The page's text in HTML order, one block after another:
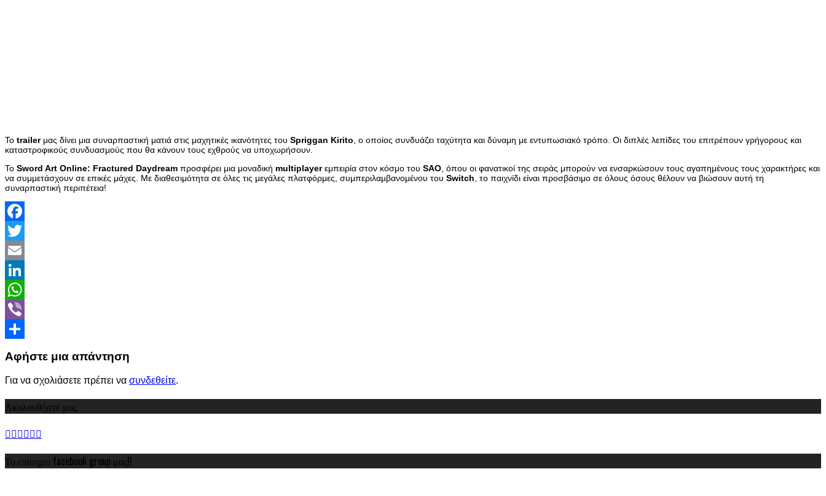
Το trailerμας δίνει μια συναρπαστική ματιά στις μαχητικές ικανότητες του Spriggan Kirito , ο οποίος συνδυάζει ταχύτητα και δύναμη με εντυπωσιακό τρόπο. Οι διπλές λεπίδες του επιτρέπουν γρήγορους και
καταστροφικούς συνδυασμούς που θα κάνουν τους εχθρούς να υποχωρήσουν.
Το Sword Art Online: Fractured Daydream προσφέρει μια μοναδική multiplayerεμπειρία στον κόσμο του SAO , όπου οι φανατικοί της σειράς μπορούν να ενσαρκώσουν τους αγαπημένους τους χαρακτήρες και
να συμμετάσχουν σε επικές μάχες. Με διαθεσιμότητα σε όλες τις μεγάλες πλατφόρμες, συμπεριλαμβανομένου του Switch , το παιχνίδι είναι προσβάσιμο σε όλους όσους θέλουν να βιώσουν αυτή τη
συναρπαστική περιπέτεια!
Facebook
Twitter
Email
LinkedIn
WhatsApp
Viber
Αφήστε μια απάντηση
Για να σχολιάσετε πρέπει να συνδεθείτε.
Ακολουθήστε μας
Το επίσημο facebook group μας!!